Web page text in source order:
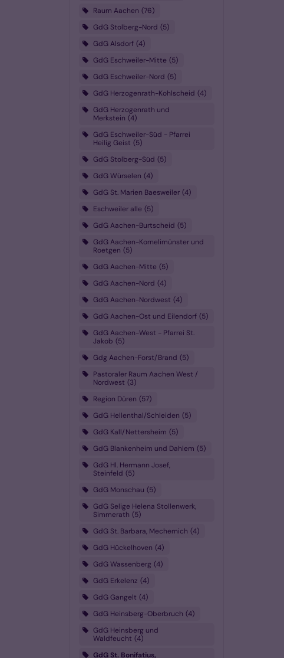
Raum Aachen 76
GdG Stolberg-Nord 5
GdG Alsdorf 4
GdG Eschweiler-Mitte 5
GdG Eschweiler-Nord 5
GdG Herzogenrath-Kohlscheid 4
GdG Herzogenrath und
Merkstein 4
GdG Eschweiler-Süd - Pfarrei
Heilig Geist 5
GdG Stolberg-Süd 5
GdG Würselen 4
GdG St. Marien Baesweiler 4
Eschweiler alle 5
GdG Aachen-Burtscheid 5
GdG Aachen-Kornelimünster und
Roetgen 5
GdG Aachen-Mitte 5
GdG Aachen-Nord 4
GdG Aachen-Nordwest 4
GdG Aachen-Ost und Eilendorf 5
GdG Aachen-West - Pfarrei St.
Jakob 5
Gdg Aachen-Forst/Brand 5
Pastoraler Raum Aachen West /
Nordwest 3
Region Düren 57
GdG Hellenthal/Schleiden 5
GdG Kall/Nettersheim 5
GdG Blankenheim und Dahlem 5
GdG Hl. Hermann Josef,
Steinfeld 5
GdG Monschau 5
GdG Selige Helena Stollenwerk,
Simmerath 5
GdG St. Barbara, Mechernich 4
GdG Hückelhoven 4
GdG Wassenberg 4
GdG Erkelenz 4
GdG Gangelt 4
GdG Heinsberg-Oberbruch 4
GdG Heinsberg und
Waldfeucht 4
GdG St. Bonifatius,